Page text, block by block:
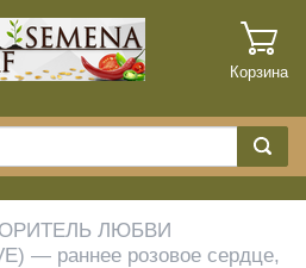
Корзина
ЛЮБВИ
— раннее розовое сердце,